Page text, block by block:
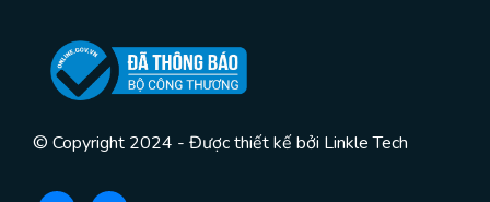
© Copyright 2024 - Được thiết kế bởi Linkle Tech